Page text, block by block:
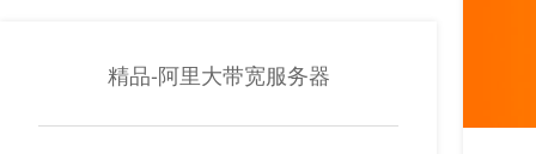
精品-阿里大带宽服务器